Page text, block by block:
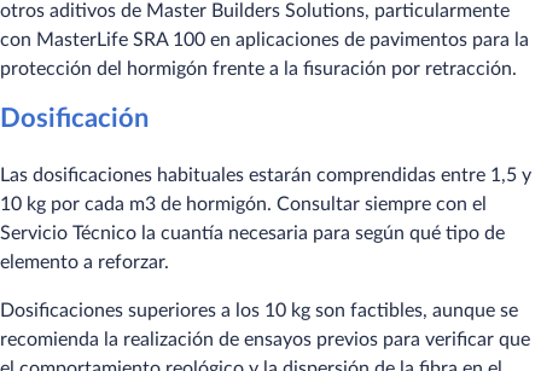
otros aditivos de Master Builders Solutions, particularmente
con MasterLife SRA 100 en aplicaciones de pavimentos para la
protección del hormigón frente a la fisuración por retracción.
Dosificación
Las dosificaciones habituales estarán comprendidas entre 1,5 y
10 kg por cada m3 de hormigón. Consultar siempre con el
Servicio Técnico la cuantía necesaria para según qué tipo de
elemento a reforzar.
Dosificaciones superiores a los 10 kg son factibles, aunque se
recomienda la realización de ensayos previos para verificar que